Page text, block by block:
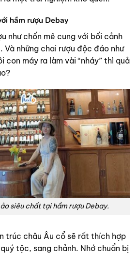
hầm rượu Debay
như chốn mê cung với bối cảnh
Và những chai rượu độc đáo như
con máy ra làm vài “nháy” thì quả
siêu chất tại hầm rượu Debay.
trúc châu Âu cổ sẽ rất thích hợp
tộc, sang chảnh. Nhớ chuẩn bị